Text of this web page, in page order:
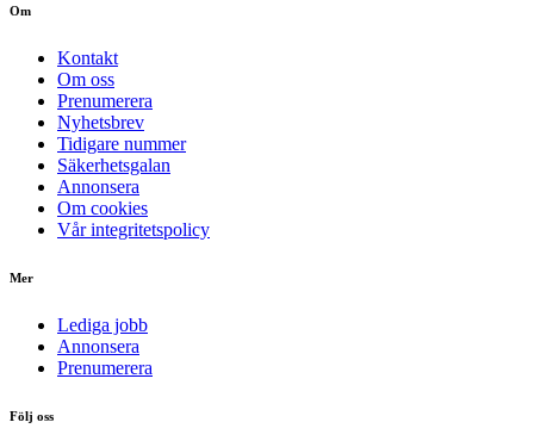
Om
Kontakt
Om oss
Prenumerera
Nyhetsbrev
Tidigare nummer
Säkerhetsgalan
Annonsera
Om cookies
Vår integritetspolicy
Mer
Lediga jobb
Annonsera
Prenumerera
Följ oss